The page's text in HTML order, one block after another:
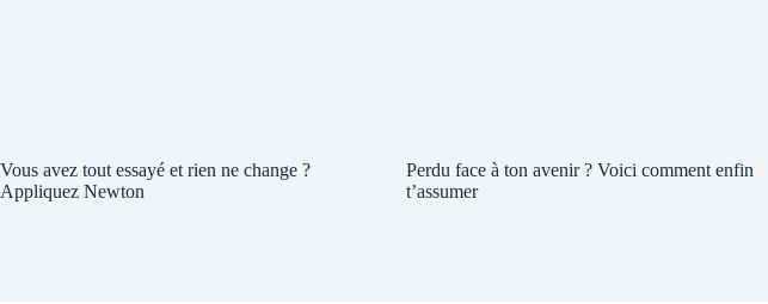
Vous avez tout essayé et rien ne change ?
Appliquez Newton
Perdu face à ton avenir ? Voici comment enfin
t’assumer